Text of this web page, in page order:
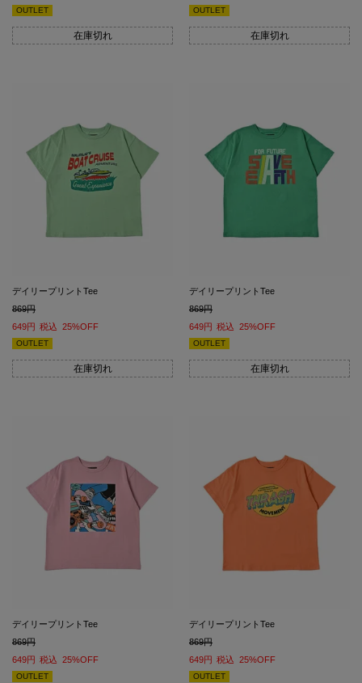
OUTLET
在庫切れ
OUTLET
在庫切れ
デイリープリントTee
869
649
税込 25%OFF
OUTLET
在庫切れ
デイリープリントTee
869
649
税込 25%OFF
OUTLET
在庫切れ
デイリープリントTee
869
649
税込 25%OFF
OUTLET
デイリープリントTee
869
649
税込 25%OFF
OUTLET